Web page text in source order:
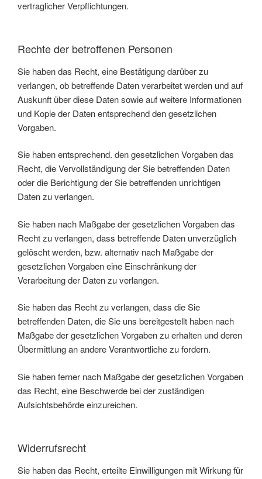
vertraglicher Verpflichtungen.
Rechte der betroffenen Personen
Sie haben das Recht, eine Bestätigung darüber zu
verlangen, ob betreffende Daten verarbeitet werden und auf
Auskunft über diese Daten sowie auf weitere Informationen
und Kopie der Daten entsprechend den gesetzlichen
Vorgaben.
Sie haben entsprechend. den gesetzlichen Vorgaben das
Recht, die Vervollständigung der Sie betreffenden Daten
oder die Berichtigung der Sie betreffenden unrichtigen
Daten zu verlangen.
Sie haben nach Maßgabe der gesetzlichen Vorgaben das
Recht zu verlangen, dass betreffende Daten unverzüglich
gelöscht werden, bzw. alternativ nach Maßgabe der
gesetzlichen Vorgaben eine Einschränkung der
Verarbeitung der Daten zu verlangen.
Sie haben das Recht zu verlangen, dass die Sie
betreffenden Daten, die Sie uns bereitgestellt haben nach
Maßgabe der gesetzlichen Vorgaben zu erhalten und deren
Übermittlung an andere Verantwortliche zu fordern.
Sie haben ferner nach Maßgabe der gesetzlichen Vorgaben
das Recht, eine Beschwerde bei der zuständigen
Aufsichtsbehörde einzureichen.
Widerrufsrecht
Sie haben das Recht, erteilte Einwilligungen mit Wirkung für